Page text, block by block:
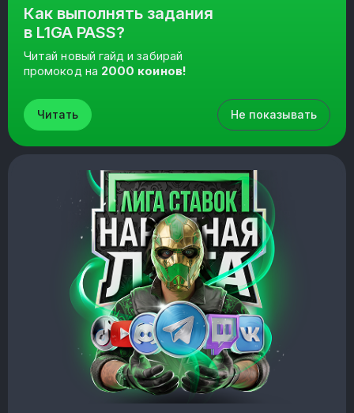
Как выполнять задания
в L1GA PASS?
Читай новый гайд и забирай
промокод на 2000 коинов!
Читать Не показывать